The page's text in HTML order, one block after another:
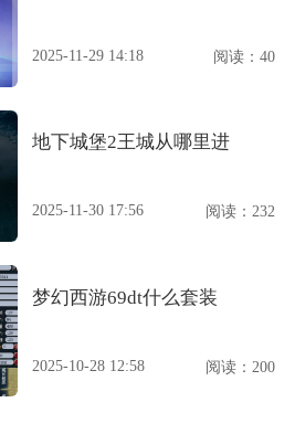
2025-11-29 14:18 阅读：40
地下城堡2王城从哪里进
2025-11-30 17:56 阅读：232
梦幻西游69dt什么套装
2025-10-28 12:58 阅读：200